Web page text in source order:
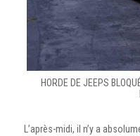
HORDE DE JEEPS
L’après-midi, il n’y a